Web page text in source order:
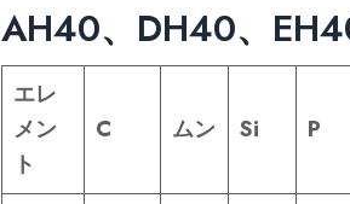
AH40、DH40、
エレ
メン
ト
C ムン Si P